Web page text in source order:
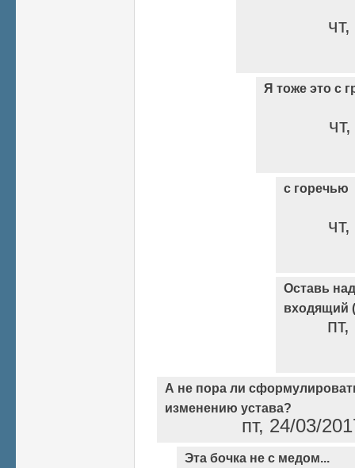
Я тоже это с
с горечью
Оставь
входящий
А не пора ли
изменению устава?
пт, 24/03/
Эта бочка не с медом...